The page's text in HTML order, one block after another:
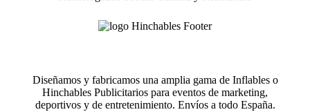
Diseñamos y fabricamos una amplia gama de Inflables o
Hinchables Publicitarios para eventos de marketing,
deportivos y de entretenimiento. Envíos a todo España.